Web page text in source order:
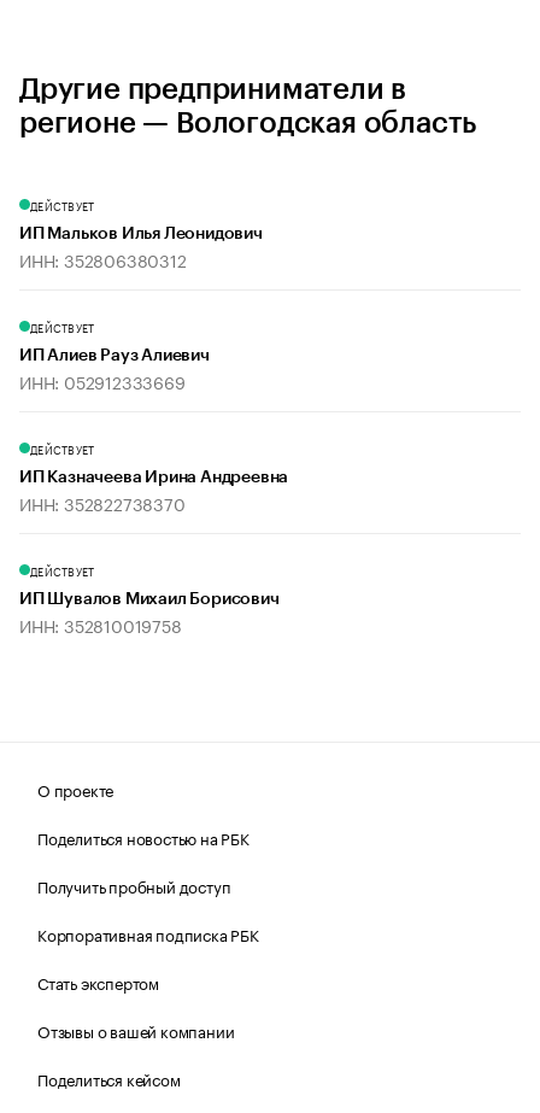
Другие предприниматели в
регионе — Вологодская область
ДЕЙСТВУЕТ
ИП Мальков Илья Леонидович
ИНН: 352806380312
ДЕЙСТВУЕТ
ИП Алиев Рауз Алиевич
ИНН: 052912333669
ДЕЙСТВУЕТ
ИП Казначеева Ирина Андреевна
ИНН: 352822738370
ДЕЙСТВУЕТ
ИП Шувалов Михаил Борисович
ИНН: 352810019758
О проекте
Поделиться новостью на РБК
Получить пробный доступ
Корпоративная подписка РБК
Стать экспертом
Отзывы о вашей компании
Поделиться кейсом